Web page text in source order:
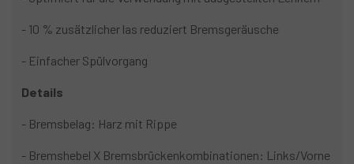
- 10 % zusätzlicher las reduziert Bremsgeräusche
- Einfacher Spülvorgang
Details
- Bremsbelag: Harz mit Rippe
- Bremshebel X Bremsbrückenkombinationen: Links/Vorne